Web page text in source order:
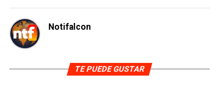
Notifalcon
TE PUEDE GUSTAR